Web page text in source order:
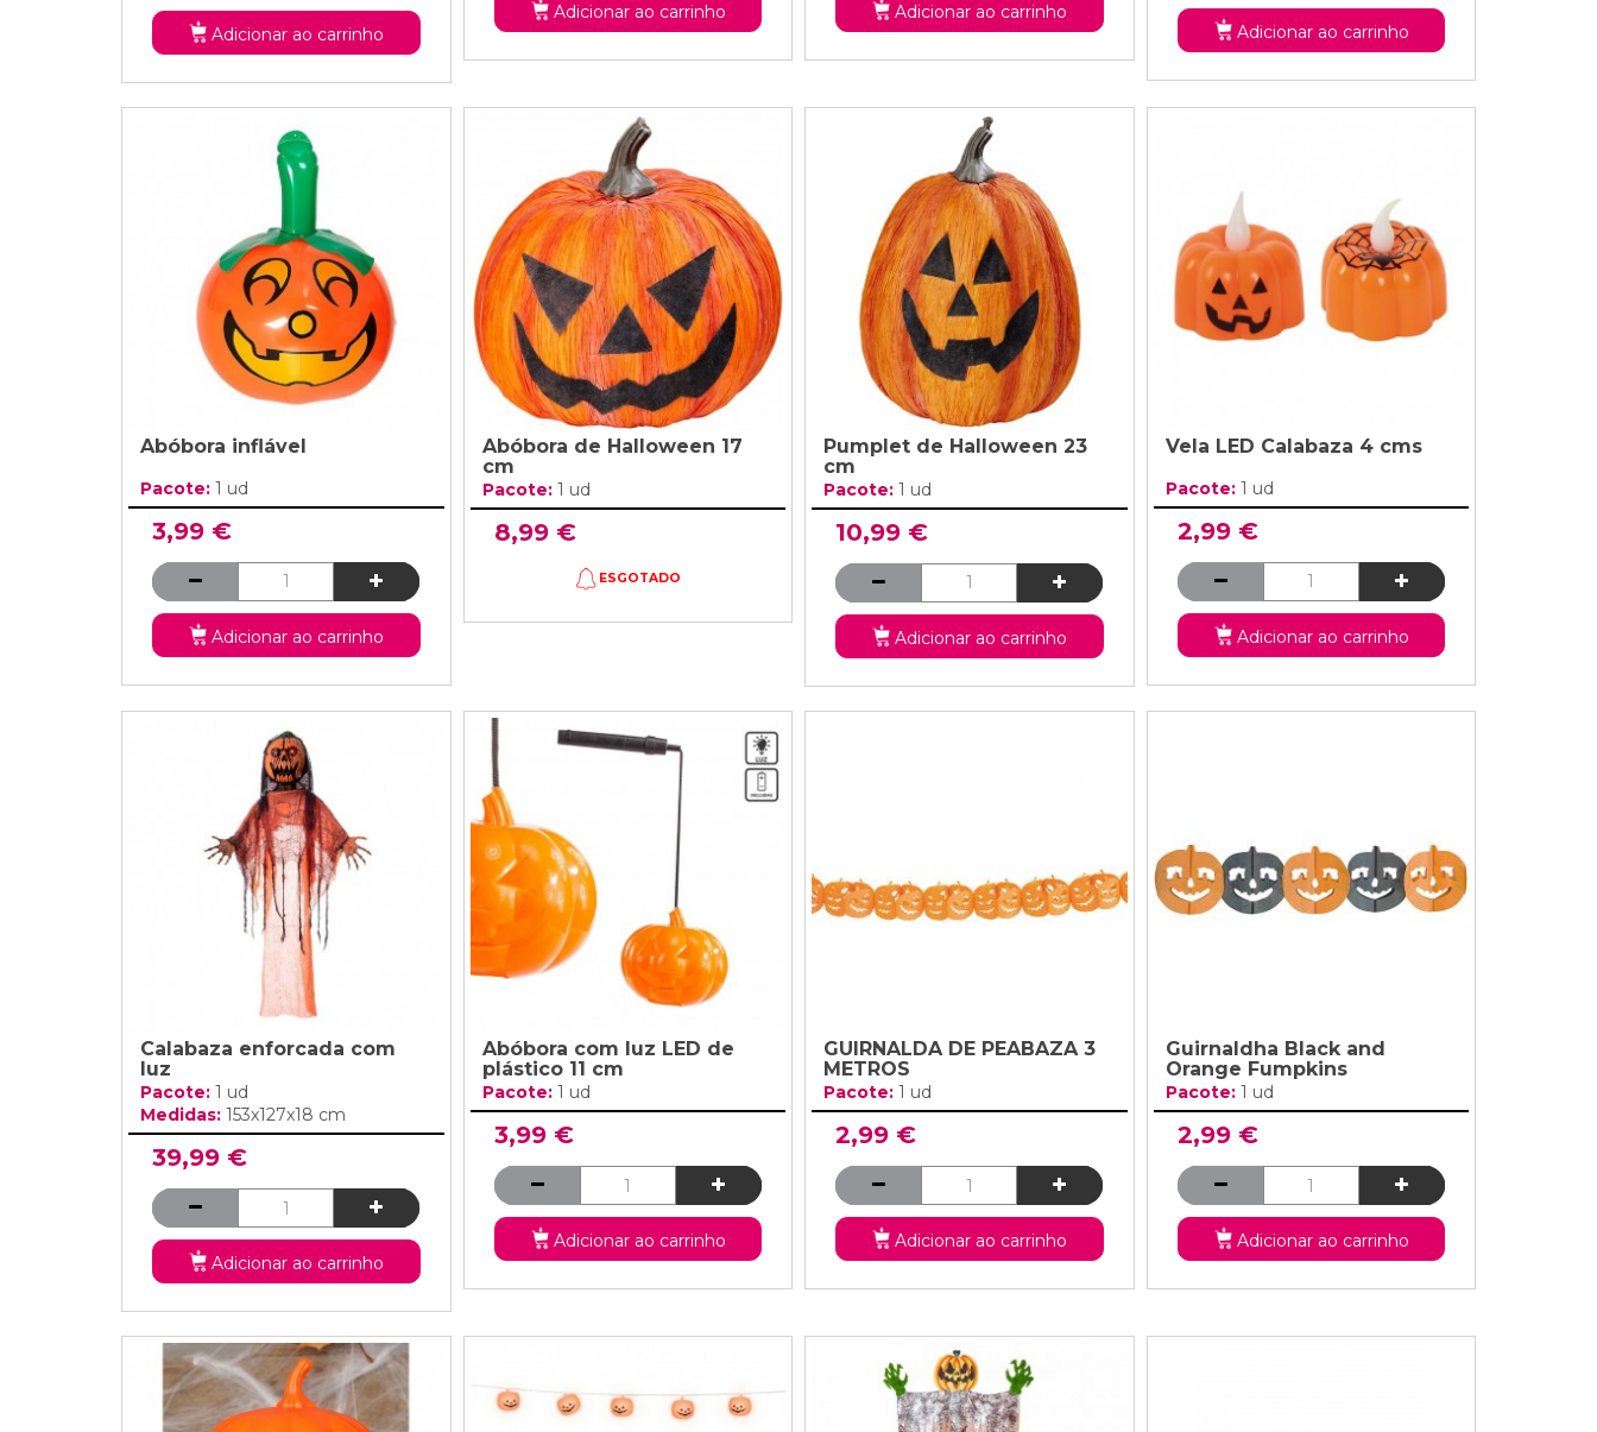
Adicionar ao carrinho
Adicionar ao carrinho Adicionar ao carrinho
Adicionar ao carrinho
Abóbora inflável
Pacote: 1 ud
3,99 €
Adicionar ao carrinho
Abóbora de Halloween 17
cm
Pacote: 1 ud
8,99 €
ESGOTADO
Pumplet de Halloween 23
cm
Pacote: 1 ud
10,99 €
Adicionar ao carrinho
Vela LED Calabaza 4 cms
Pacote: 1 ud
2,99 €
Adicionar ao carrinho
Calabaza enforcada com
luz
Pacote: 1 ud
Medidas: 153x127x18 cm
39,99 €
Adicionar ao carrinho
Abóbora com luz LED de
plástico 11 cm
Pacote: 1 ud
3,99 €
Adicionar ao carrinho
GUIRNALDA DE PEABAZA 3
METROS
Pacote: 1 ud
2,99 €
Adicionar ao carrinho
Guirnaldha Black and
Orange Fumpkins
Pacote: 1 ud
2,99 €
Adicionar ao carrinho